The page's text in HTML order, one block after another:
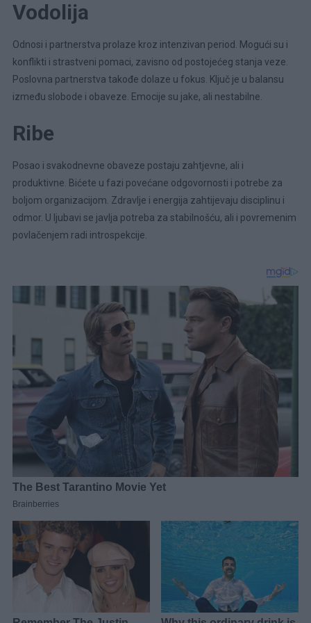
Vodolija
Odnosi i partnerstva prolaze kroz intenzivan period. Mogući su i
konflikti i strastveni pomaci, zavisno od postojećeg stanja veze.
Poslovna partnerstva takođe dolaze u fokus. Ključ je u balansu
između slobode i obaveze. Emocije su jake, ali nestabilne.
Ribe
Posao i svakodnevne obaveze postaju zahtjevne, ali i
produktivne. Bićete u fazi povećane odgovornosti i potrebe za
boljom organizacijom. Zdravlje i energija zahtijevaju disciplinu i
odmor. U ljubavi se javlja potreba za stabilnošću, ali i povremenim
povlačenjem radi introspekcije.